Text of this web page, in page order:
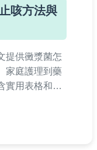
咳方法與
提供黴漿菌怎
家庭護理到藥
實用表格和專
覆蓋常見疑